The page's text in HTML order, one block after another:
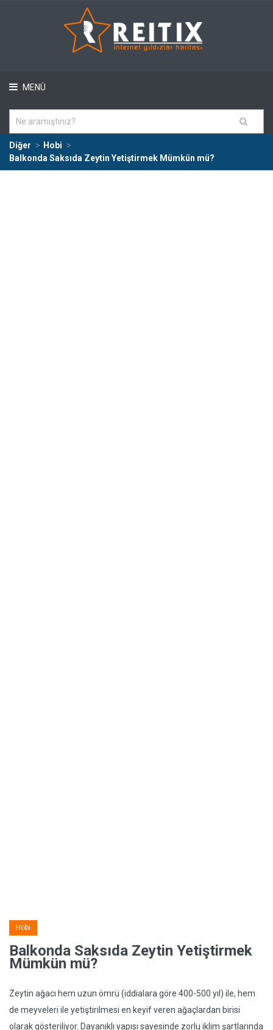
MENÜ
Diğer
Hobi
Balkonda Saksıda Zeytin Yetiştirmek Mümkün mü?
Hobi
Balkonda Saksıda Zeytin Yetiştirmek
Mümkün mü?
Zeytin ağacı hem uzun ömrü (iddialara göre 400-500 yıl) ile, hem
de meyveleri ile yetiştirilmesi en keyif veren ağaçlardan birisi
olarak gösteriliyor. Dayanıklı yapısı sayesinde zorlu iklim şartlarında